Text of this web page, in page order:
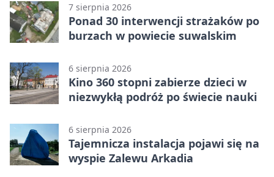
7 sierpnia 2026
Ponad 30 interwencji strażaków po
burzach w powiecie suwalskim
6 sierpnia 2026
Kino 360 stopni zabierze dzieci w
niezwykłą podróż po świecie nauki
6 sierpnia 2026
Tajemnicza instalacja pojawi się na
wyspie Zalewu Arkadia